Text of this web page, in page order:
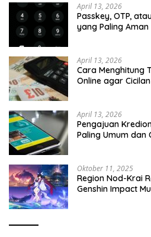
April 13, 2026
Passkey, OTP,
yang Paling Aman
April 13, 2026
Cara Menghitung
Online agar
April 13, 2026
Pengajuan
Paling Umum dan
Oktober 11, 2025
Region Nod-Krai
Genshin Impact